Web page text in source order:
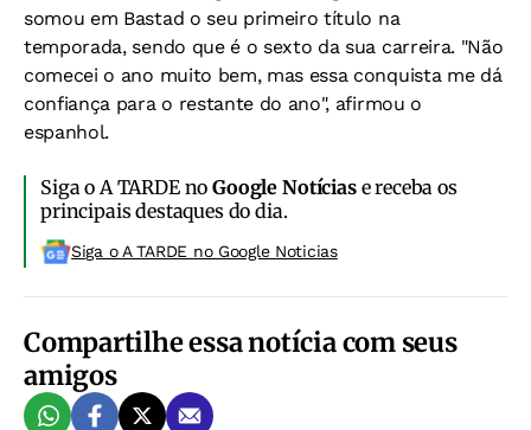
somou em Bastad o seu primeiro título na
temporada, sendo que é o sexto da sua carreira. "Não
comecei o ano muito bem, mas essa conquista me dá
confiança para o restante do ano", afirmou o
espanhol.
Siga o A TARDE noGoogle Notíciase receba os
principais destaques do dia.
Siga o A TARDE no Google Noticias
Compartilhe essa notícia com seus
amigos